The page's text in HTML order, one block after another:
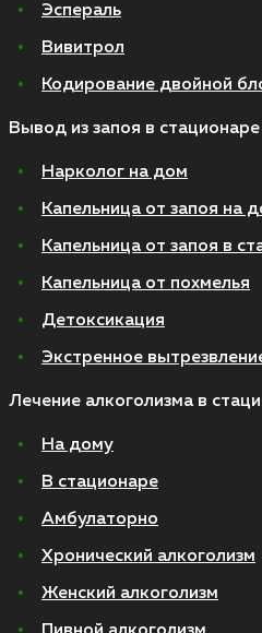
Эспераль
Вивитрол
Кодирование двойной
Вывод из запоя в стационаре
Нарколог на дом
Капельница от запоя на
Капельница от запоя в
Капельница от похмелья
Детоксикация
Экстренное
Лечение алкоголизма в
На дому
В стационаре
Амбулаторно
Хронический алкоголизм
Женский алкоголизм